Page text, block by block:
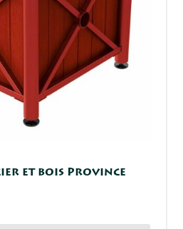
et bois Province